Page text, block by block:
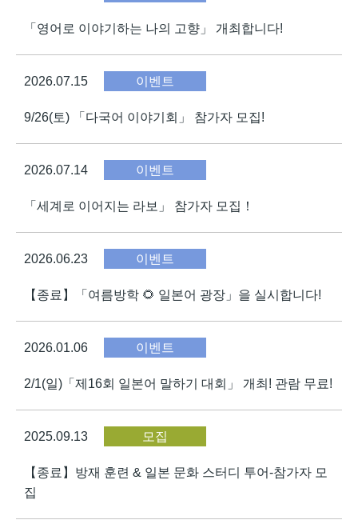
「영어로 이야기하는 나의 고향」 개최합니다!
2026.07.15 이벤트
9/26(토) 「다국어 이야기회」 참가자 모집!
2026.07.14 이벤트
「세계로 이어지는 라보」 참가자 모집！
2026.06.23 이벤트
【종료】「여름방학 🌻 일본어 광장」을 실시합니다!
2026.01.06 이벤트
2/1(일)「제16회 일본어 말하기 대회」 개최! 관람 무료!
2025.09.13 모집
【종료】방재 훈련 & 일본 문화 스터디 투어-참가자 모
집